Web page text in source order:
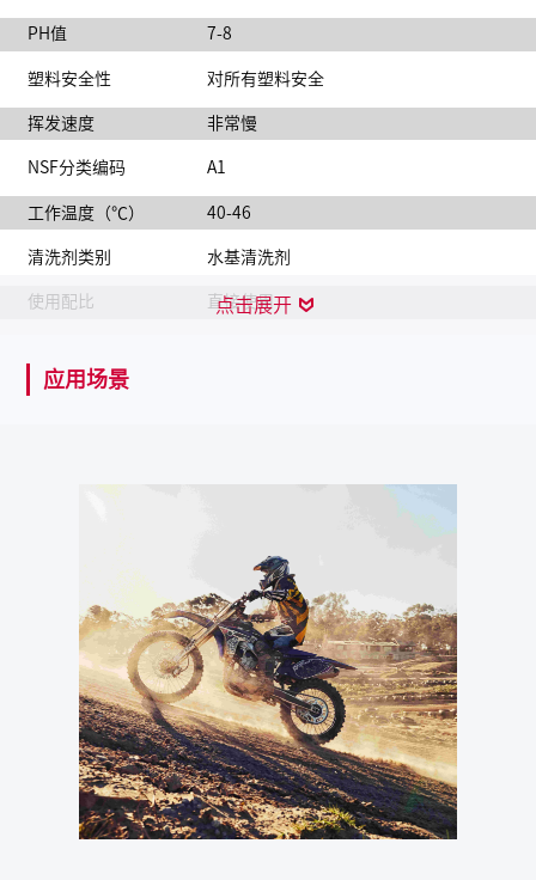
点击展开
PH值 7-8
塑料安全性 对所有塑料安全
挥发速度 非常慢
NSF分类编码 A1
工作温度（℃） 40-46
清洗剂类别 水基清洗剂
使用配比 直接使用
产品特性
PH值中性
无VOC
无腐蚀性
不可燃
应用场景